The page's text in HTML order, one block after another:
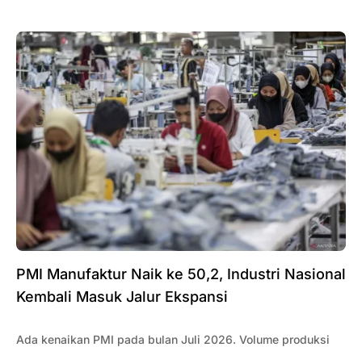
PMI Manufaktur Naik ke 50,2, Industri Nasional
Kembali Masuk Jalur Ekspansi
Ada kenaikan PMI pada bulan Juli 2026. Volume produksi